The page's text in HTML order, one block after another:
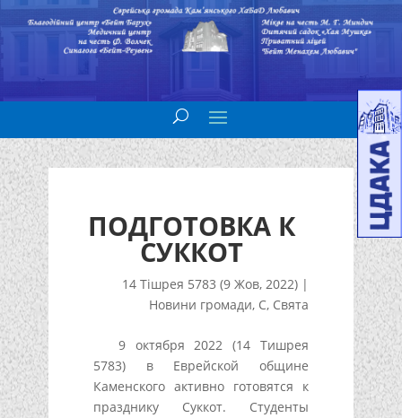
ПОДГОТОВКА К
СУККОТ
14 Тішрея 5783 (9 Жов, 2022) |
Новини громади, С, Свята
9 октября 2022 (14 Тишрея
5783) в Еврейской общине
Каменского активно готовятся к
празднику Суккот. Студенты